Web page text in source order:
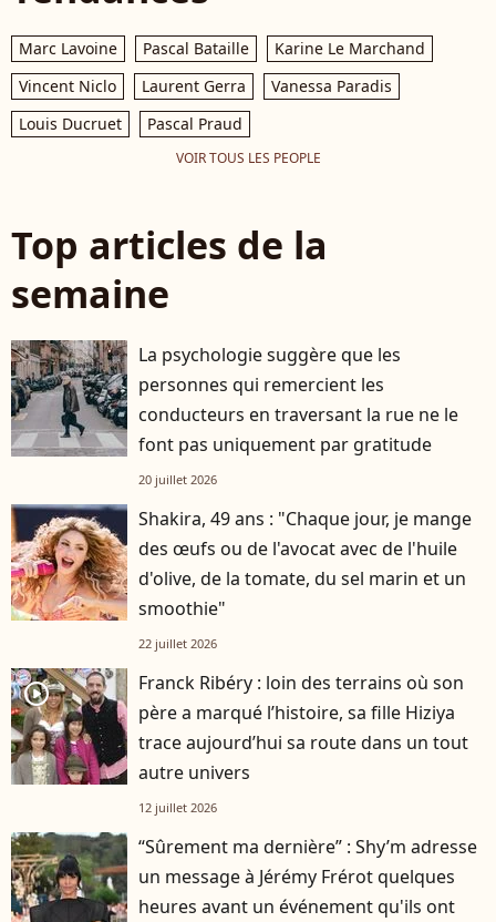
Marc Lavoine Pascal Bataille
Karine Le Marchand
Vincent Niclo
Laurent Gerra
Vanessa Paradis
Louis Ducruet
Pascal Praud
VOIR TOUS LES PEOPLE
Top articles de la
semaine
La psychologie suggère que les
personnes qui remercient les
conducteurs en traversant la rue ne le
font pas uniquement par gratitude
20 juillet 2026
Shakira, 49 ans : "Chaque jour, je mange
des œufs ou de l'avocat avec de l'huile
d'olive, de la tomate, du sel marin et un
smoothie"
22 juillet 2026
player2
Franck Ribéry : loin des terrains où son
père a marqué l’histoire, sa fille Hiziya
trace aujourd’hui sa route dans un tout
autre univers
12 juillet 2026
“Sûrement ma dernière” : Shy’m adresse
un message à Jérémy Frérot quelques
heures avant un événement qu'ils ont